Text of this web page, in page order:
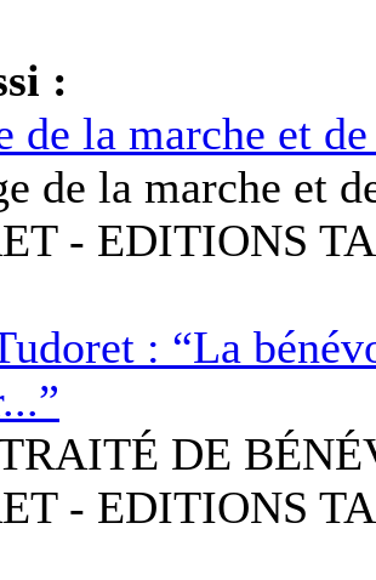
:
de la marche et
de la marche et
- EDITIONS
: “La
DE
- EDITIONS